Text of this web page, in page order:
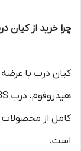
چرا خرید از کیان
کیان درب با
کامل از محصولات
است.